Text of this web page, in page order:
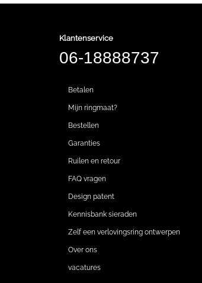
Klantenservice
06-18888737
Betalen
Mijn ringmaat?
Bestellen
Garanties
Ruilen en retour
FAQ vragen
Design patent
Kennisbank sieraden
Zelf een verlovingsring ontwerpen
Over ons
vacatures